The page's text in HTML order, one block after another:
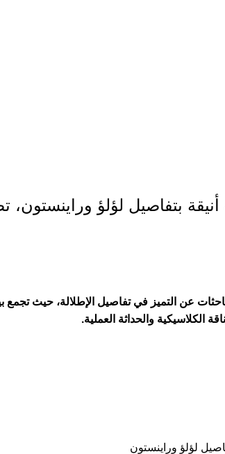
بتفاصيل لؤلؤ
عن التميز في تفاصيل الإطلالة، حيث
الكلاسيكية والحداثة العملية.
لؤلؤ وراينستون